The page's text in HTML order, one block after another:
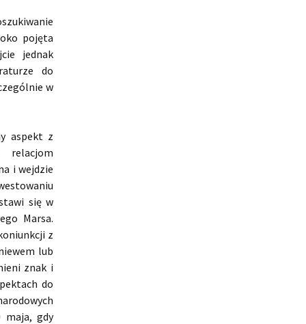
pojęta
jednak
do
w
aspekt z
relacjom
i wejdzie
się w
Marsa.
z
lub
znak i
do
maja, gdy